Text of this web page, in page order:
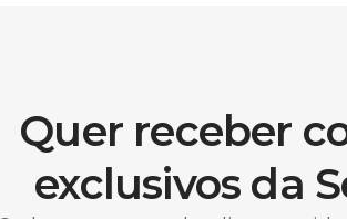
Quer receber
exclusivos da